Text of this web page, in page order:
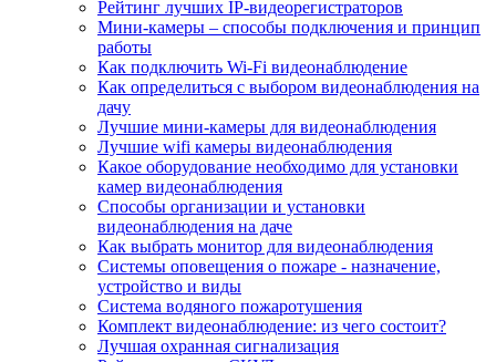
Рейтинг лучших IP-видеорегистраторов
Мини-камеры – способы подключения и принцип
работы
Как подключить Wi-Fi видеонаблюдение
Как определиться с выбором видеонаблюдения на
дачу
Лучшие мини-камеры для видеонаблюдения
Лучшие wifi камеры видеонаблюдения
Какое оборудование необходимо для установки
камер видеонаблюдения
Способы организации и установки
видеонаблюдения на даче
Как выбрать монитор для видеонаблюдения
Системы оповещения о пожаре - назначение,
устройство и виды
Система водяного пожаротушения
Комплект видеонаблюдение: из чего состоит?
Лучшая охранная сигнализация